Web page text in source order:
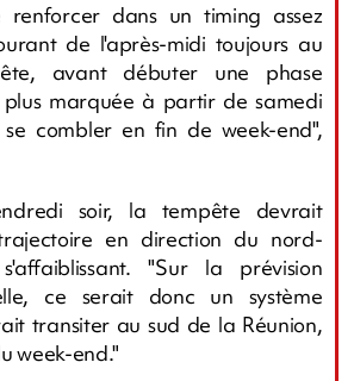
renforcer dans un timing assez
de l'après-midi toujours au
avant débuter une phase
plus marquée à partir de samedi
combler en fin de week-end",
soir, la tempête devrait
en direction du nord-
"Sur la prévision
ce serait donc un système
transiter au sud de la Réunion,
week-end."